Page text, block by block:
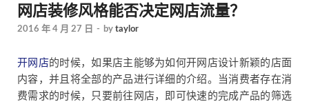
网店装修风格能否决定网店流量？
2016 年 4 月 27 日 - by taylor
开网店 的时候，如果店主能够为如何开网店设计新颖的店面
内容，并且将全部的产品进行详细的介绍。当消费者存在消
费需求的时候，只要前往网店，即可快速的完成产品的筛选